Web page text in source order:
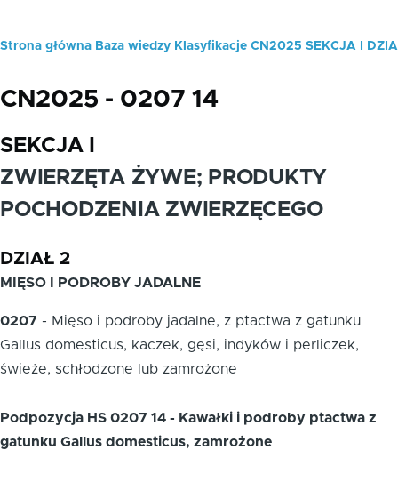
Ścieżka
Strona główna Baza wiedzy Klasyfikacje CN2025 SEKCJA I
CN2025 - 0207 14
SEKCJA I
ZWIERZĘTA ŻYWE; PRODUKTY
POCHODZENIA ZWIERZĘCEGO
DZIAŁ 2
MIĘSO I PODROBY JADALNE
0207 - Mięso i podroby jadalne, z ptactwa z gatunku
Gallus domesticus, kaczek, gęsi, indyków i perliczek,
świeże, schłodzone lub zamrożone
Podpozycja HS 0207 14 - Kawałki i podroby ptactwa z
gatunku Gallus domesticus, zamrożone